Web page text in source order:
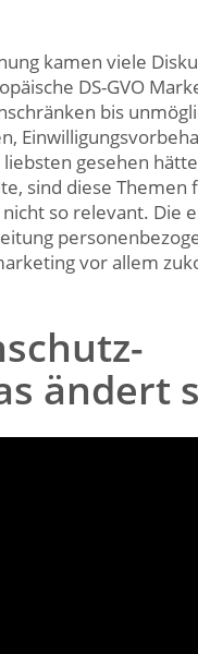
kamen viele
DS-GVO
bis
gesehen
sind diese Themen
so relevant. Die
vor allem
ändert